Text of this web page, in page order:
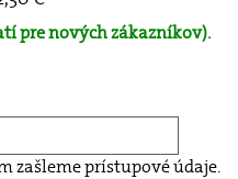
pre nových zákazníkov).
zašleme prístupové údaje.